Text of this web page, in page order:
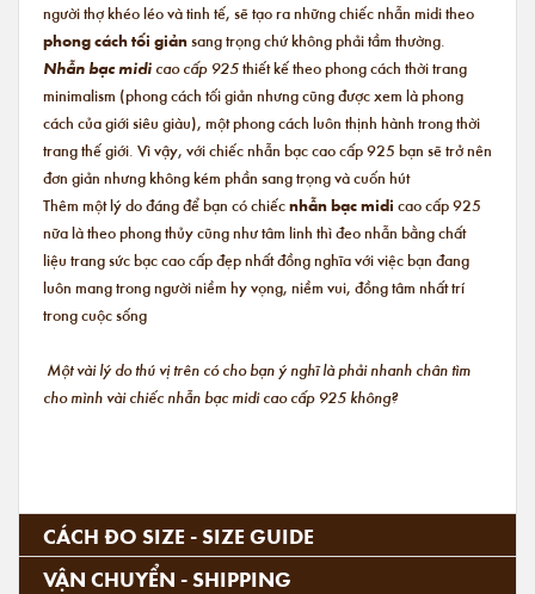
người thợ khéo léo và tinh tế, sẽ tạo ra những chiếc nhẫn midi theo
phong cách tối giảnsang trọng chứ không phải tầm thường.
Nhẫn bạc midi cao cấp 925thiết kế theo phong cách thời trang
minimalism (phong cách tối giản nhưng cũng được xem là phong
cách của giới siêu giàu), một phong cách luôn thịnh hành trong thời
trang thế giới. Vì vậy, với chiếc nhẫn bạc cao cấp 925 bạn sẽ trở nên
đơn giản nhưng không kém phần sang trọng và cuốn hút
Thêm một lý do đáng để bạn có chiếcnhẫn bạc midi cao cấp 925
nữa là theo phong thủy cũng như tâm linh thì đeo nhẫn bằng chất
liệu trang sức bạc cao cấp đẹp nhất đồng nghĩa với việc bạn đang
luôn mang trong người niềm hy vọng, niềm vui, đồng tâm nhất trí
trong cuộc sống
Một vài lý do thú vị trên có cho bạn ý nghĩ là phải nhanh chân tìm
cho mình vài chiếc nhẫn bạc midi cao cấp 925 không?
CÁCH ĐO SIZE - SIZE GUIDE
VẬN CHUYỂN - SHIPPING